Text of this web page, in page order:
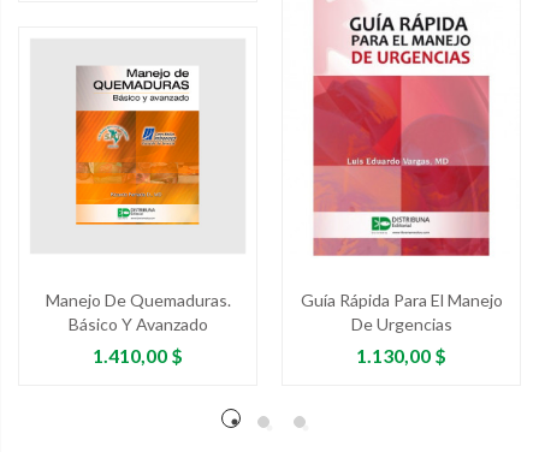
Manejo De Quemaduras.
Básico Y Avanzado
Precio
1.410,00 $
Guía Rápida Para El Manejo
De Urgencias
Precio
1.130,00 $